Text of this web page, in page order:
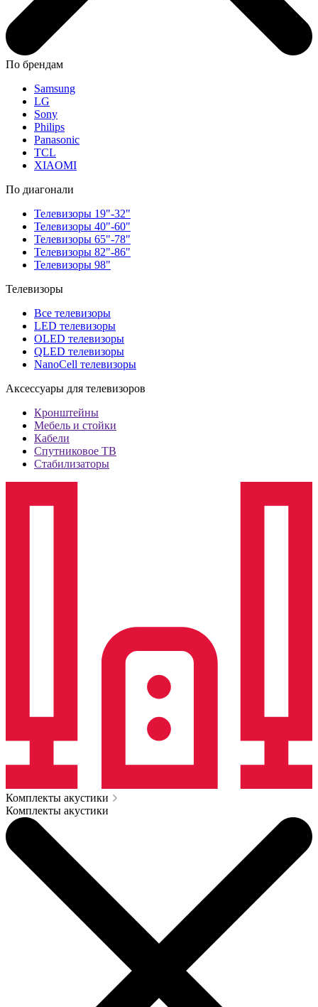
По брендам
Samsung
LG
Sony
Philips
Panasonic
TCL
XIAOMI
По диагонали
Телевизоры 19"-32"
Телевизоры 40"-60"
Телевизоры 65"-78"
Телевизоры 82"-86"
Телевизоры 98"
Телевизоры
Все телевизоры
LED телевизоры
OLED телевизоры
QLED телевизоры
NanoCell телевизоры
Аксессуары для телевизоров
Кронштейны
Мебель и стойки
Кабели
Спутниковое ТВ
Стабилизаторы
Комплекты акустики
Комплекты акустики